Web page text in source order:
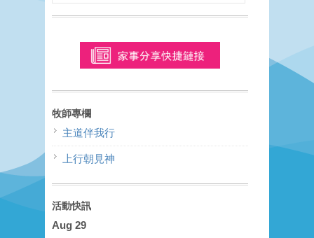
牧師專欄
主道伴我行
上行朝見神
活動快訊
Aug 29